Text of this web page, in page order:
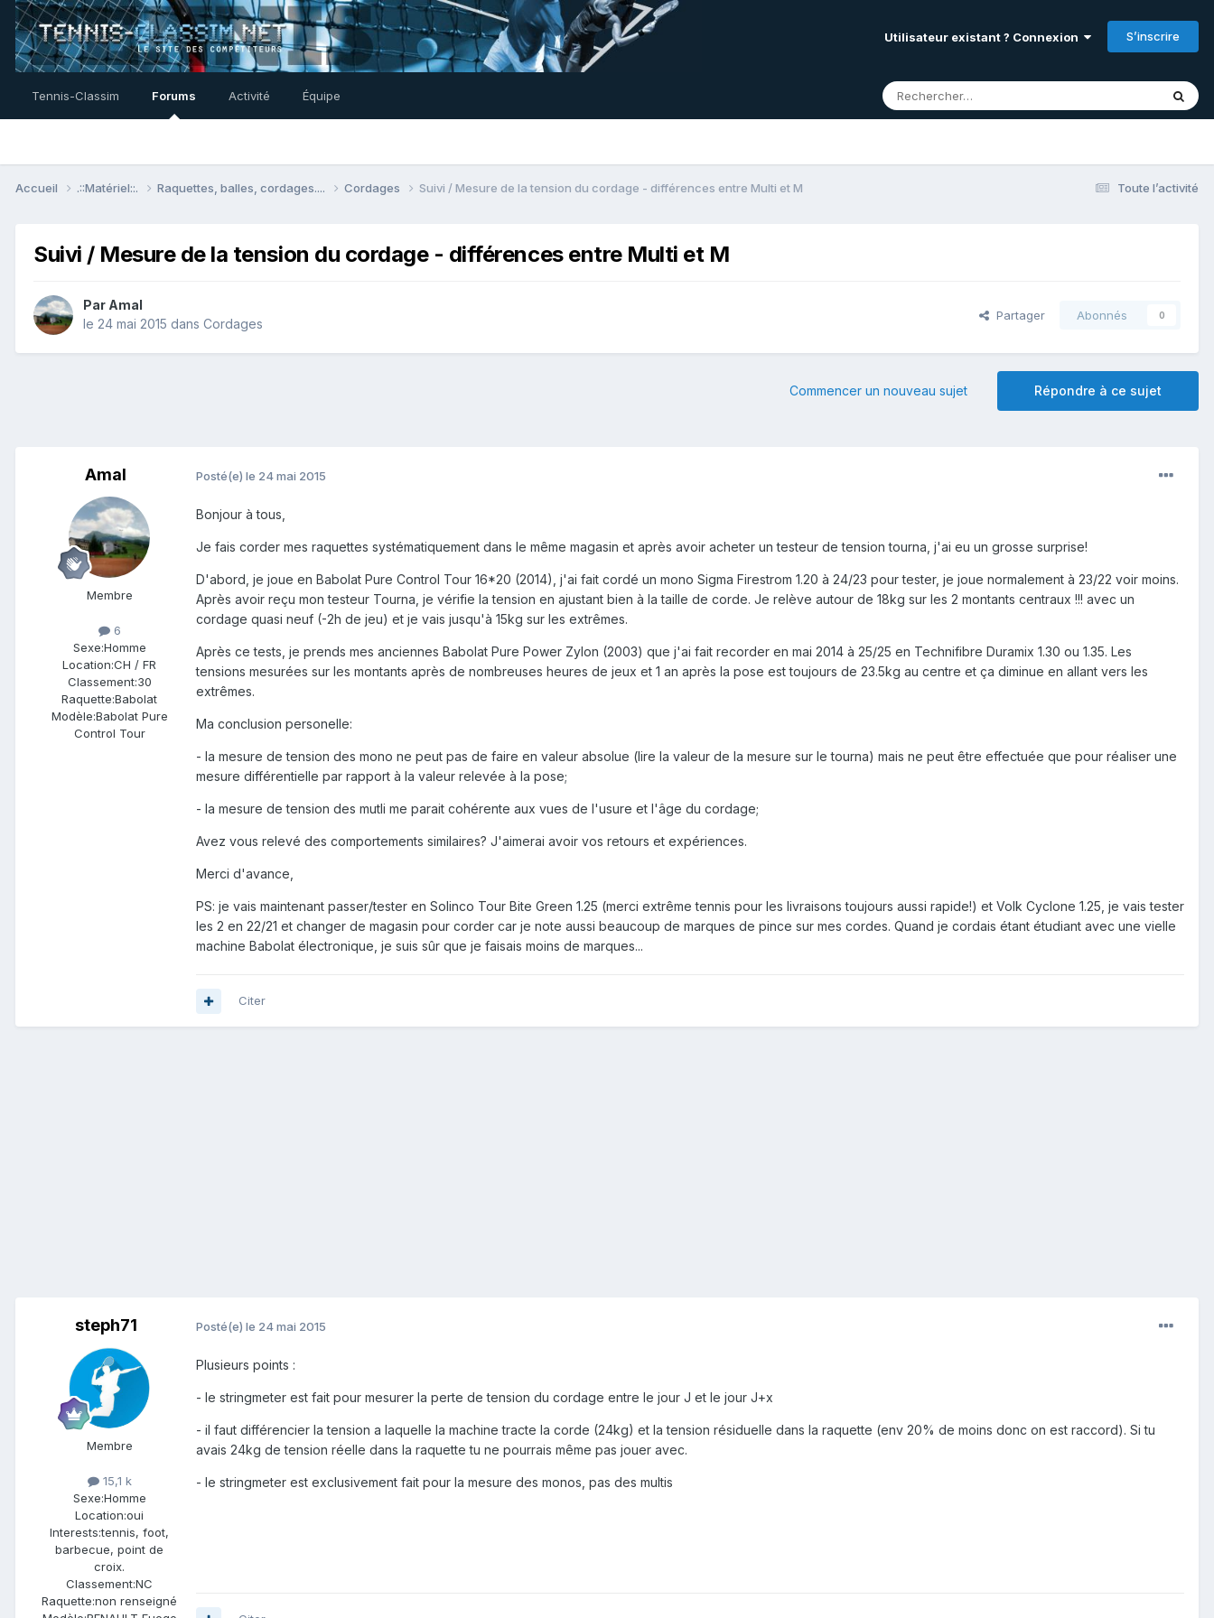
Utilisateur existant ? Connexion S’inscrire
Tennis-Classim Forums Activité Équipe
Toute l’activité
Accueil .::Matériel::. Raquettes, balles, cordages.... Cordages Suivi / Mesure de la tension du cordage - différences entre Multi et M
Suivi / Mesure de la tension du cordage - différences entre Multi et M
Par Amal
le 24 mai 2015 dans Cordages
Partager Abonnés 0
Répondre à ce sujet
Commencer un nouveau sujet
Amal
Membre
6
Sexe:Homme
Location:CH / FR
Classement:30
Raquette:Babolat
Modèle:Babolat Pure
Control Tour
Posté(e) le 24 mai 2015
Bonjour à tous,
Je fais corder mes raquettes systématiquement dans le même magasin et après avoir acheter un testeur de tension tourna, j'ai eu un grosse surprise!
D'abord, je joue en Babolat Pure Control Tour 16*20 (2014), j'ai fait cordé un mono Sigma Firestrom 1.20 à 24/23 pour tester, je joue normalement à 23/22 voir moins.
Après avoir reçu mon testeur Tourna, je vérifie la tension en ajustant bien à la taille de corde. Je relève autour de 18kg sur les 2 montants centraux !!! avec un
cordage quasi neuf (-2h de jeu) et je vais jusqu'à 15kg sur les extrêmes.
Après ce tests, je prends mes anciennes Babolat Pure Power Zylon (2003) que j'ai fait recorder en mai 2014 à 25/25 en Technifibre Duramix 1.30 ou 1.35. Les
tensions mesurées sur les montants après de nombreuses heures de jeux et 1 an après la pose est toujours de 23.5kg au centre et ça diminue en allant vers les
extrêmes.
Ma conclusion personelle:
- la mesure de tension des mono ne peut pas de faire en valeur absolue (lire la valeur de la mesure sur le tourna) mais ne peut être effectuée que pour réaliser une
mesure différentielle par rapport à la valeur relevée à la pose;
- la mesure de tension des mutli me parait cohérente aux vues de l'usure et l'âge du cordage;
Avez vous relevé des comportements similaires? J'aimerai avoir vos retours et expériences.
Merci d'avance,
PS: je vais maintenant passer/tester en Solinco Tour Bite Green 1.25 (merci extrême tennis pour les livraisons toujours aussi rapide!) et Volk Cyclone 1.25, je vais tester
les 2 en 22/21 et changer de magasin pour corder car je note aussi beaucoup de marques de pince sur mes cordes. Quand je cordais étant étudiant avec une vielle
machine Babolat électronique, je suis sûr que je faisais moins de marques...
Citer
steph71
Membre
15,1 k
Sexe:Homme
Location:oui
Interests:tennis, foot,
barbecue, point de
croix.
Classement:NC
Raquette:non renseigné
Posté(e) le 24 mai 2015
Plusieurs points :
- le stringmeter est fait pour mesurer la perte de tension du cordage entre le jour J et le jour J+x
- il faut différencier la tension a laquelle la machine tracte la corde (24kg) et la tension résiduelle dans la raquette (env 20% de moins donc on est raccord). Si tu
avais 24kg de tension réelle dans la raquette tu ne pourrais même pas jouer avec.
- le stringmeter est exclusivement fait pour la mesure des monos, pas des multis